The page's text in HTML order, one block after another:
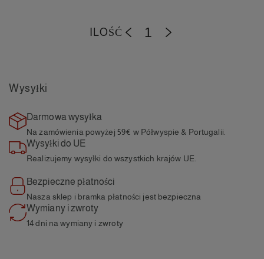
ILOŚĆ - +
Wysyłki
Darmowa wysyłka
Na zamówienia powyżej 59€ w Półwyspie & Portugalii.
Wysyłki do UE
Realizujemy wysyłki do wszystkich krajów UE.
Bezpieczne płatności
Nasza sklep i bramka płatności jest bezpieczna
Wymiany i zwroty
14 dni na wymiany i zwroty